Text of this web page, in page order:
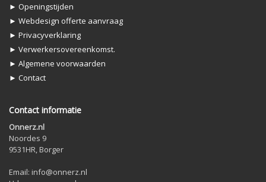
► Openingstijden
► Webdesign offerte aanvraag
► Privacyverklaring
► Verwerkersovereenkomst.
► Algemene voorwaarden
► Contact
Contact informatie
Onnerz.nl
Noordes 9
9531HR, Borger
Email: info@onnerz.nl